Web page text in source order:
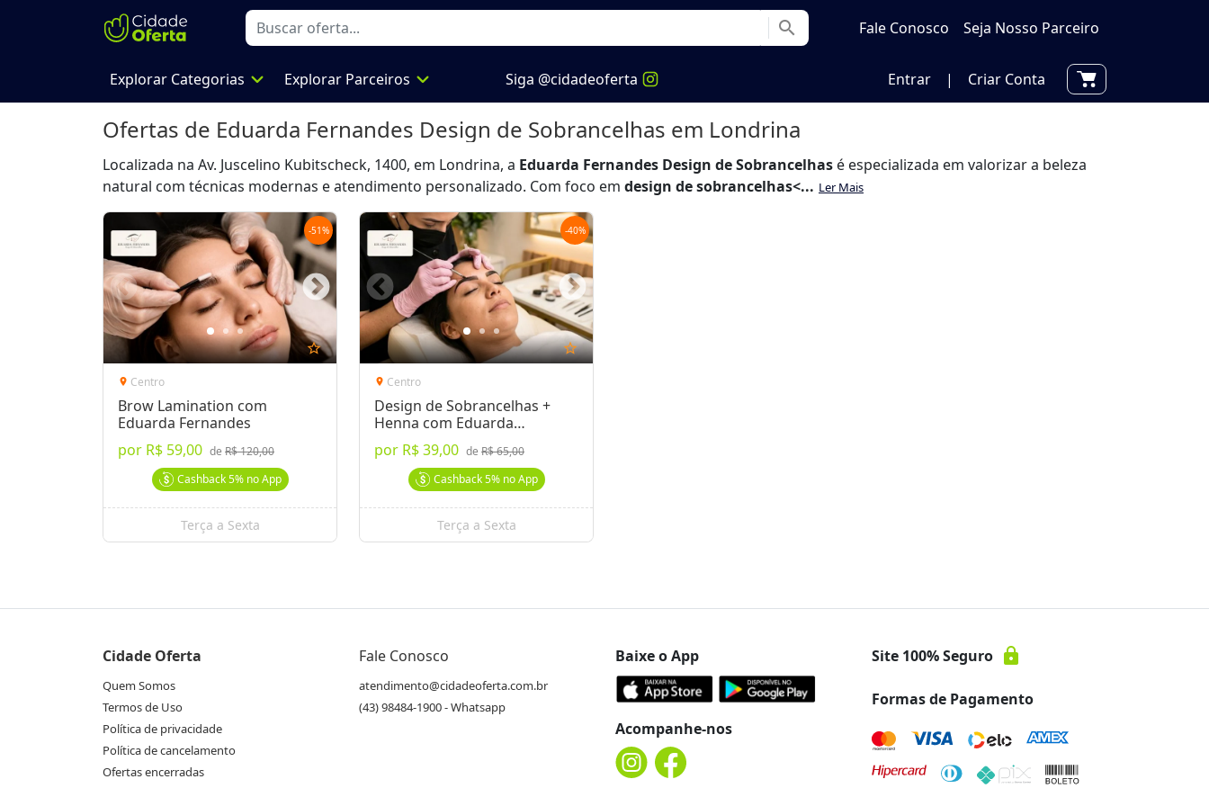
search Fale Conosco Seja Nosso Parceiro
Explorar Categorias expand_more Explorar Parceiros expand_more Siga @cidadeoferta Entrar | Criar Conta
Ofertas de Eduarda Fernandes Design de Sobrancelhas em Londrina
Localizada na Av. Juscelino Kubitscheck, 1400, em Londrina, a Eduarda Fernandes Design de Sobrancelhas é especializada em valorizar a beleza
natural com técnicas modernas e atendimento personalizado. Com foco em design de sobrancelhas<... Ler Mais
-51%
star_outline
location_on Centro
Brow Lamination com
Eduarda Fernandes
por R$ 59,00 de R$ 120,00
Cashback5%no App
Terça a Sexta
-40%
star_outline
location_on Centro
Design de Sobrancelhas +
Henna com Eduarda
Fernandes
por R$ 39,00 de R$ 65,00
Cashback5%no App
Terça a Sexta
Cidade Oferta
Quem Somos
Termos de Uso
Política de privacidade
Política de cancelamento
Ofertas encerradas
Fale Conosco
atendimento@cidadeoferta.com.br
(43) 98484-1900 - Whatsapp
Baixe o App
Acompanhe-nos
Site 100% Seguro lock
Formas de Pagamento